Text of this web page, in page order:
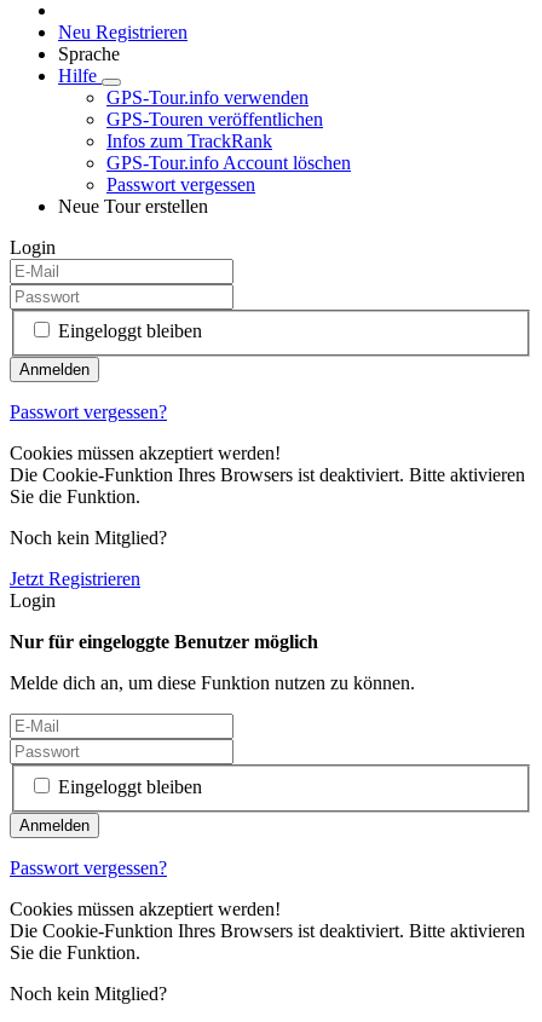
Neu Registrieren
Sprache
Hilfe
GPS-Tour.info verwenden
GPS-Touren veröffentlichen
Infos zum TrackRank
GPS-Tour.info Account löschen
Passwort vergessen
Neue Tour erstellen
Login
Eingeloggt bleiben
Passwort vergessen?
Cookies müssen akzeptiert werden!
Die Cookie-Funktion Ihres Browsers ist deaktiviert. Bitte aktivieren
Sie die Funktion.
Noch kein Mitglied?
Jetzt Registrieren
Login
Nur für eingeloggte Benutzer möglich
Melde dich an, um diese Funktion nutzen zu können.
Eingeloggt bleiben
Passwort vergessen?
Cookies müssen akzeptiert werden!
Die Cookie-Funktion Ihres Browsers ist deaktiviert. Bitte aktivieren
Sie die Funktion.
Noch kein Mitglied?